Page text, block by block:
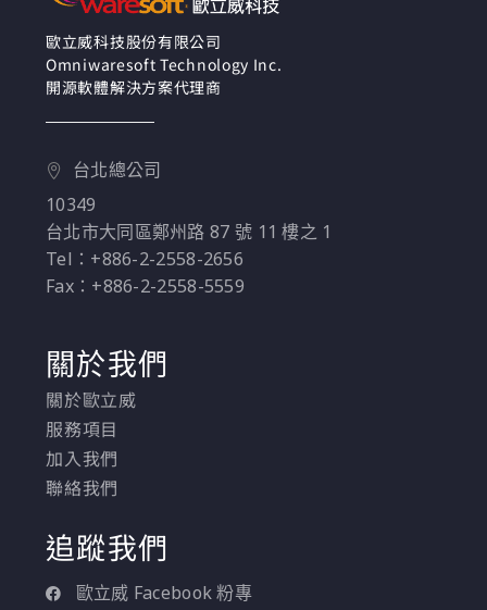
歐立威科技股份有限公司
Omniwaresoft Technology Inc.
開源軟體解決方案代理商
台北總公司
10349
台北市大同區鄭州路 87 號 11 樓之 1
Tel：+886-2-2558-2656
Fax：+886-2-2558-5559
關於我們
關於歐立威
服務項目
加入我們
聯絡我們
追蹤我們
歐立威 Facebook 粉專